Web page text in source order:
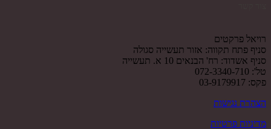
רויאל פרקטים
סניף פתח תקווה: אזור תעשייה סגולה
סניף אשדוד: רח' הבנאים 10 א. תעשייה
טל': 072-3340-710
פקס: 03-9179917
הצהרת נגישות
מדיניות פרטיות